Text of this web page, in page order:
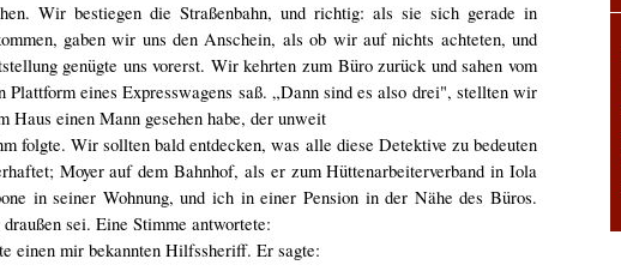
Wir bestiegen die Straßenbahn, und richtig: als sie sich gerade in
gaben wir uns den Anschein, als ob wir auf nichts achteten, und
genügte uns vorerst. Wir kehrten zum Büro zurück und sahen vom
eines Expresswagens saß. „Dann sind es also drei", stellten wir
Haus einen Mann gesehen habe, der unweit
folgte. Wir sollten bald entdecken, was alle diese Detektive zu bedeuten
Moyer auf dem Bahnhof, als er zum Hüttenarbeiterverband in Iola
in seiner Wohnung, und ich in einer Pension in der Nähe des Büros.
sei. Eine Stimme antwortete:
einen mir bekannten Hilfssheriff. Er sagte: